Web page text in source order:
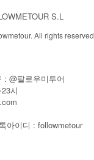
S.L
All rights reserved
: @팔로우미투어
시
아이디 : followmetour